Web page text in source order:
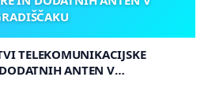
TELEKOMUNIKACIJSKE
ANTEN V